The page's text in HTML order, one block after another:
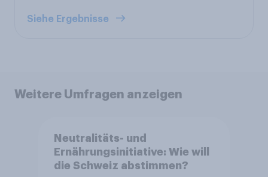
Siehe Ergebnisse
Weitere Umfragen anzeigen
Neutralitäts- und
Ernährungsinitiative: Wie will
die Schweiz abstimmen?